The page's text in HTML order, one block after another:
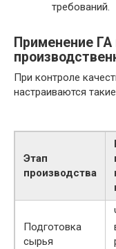
требований.
Применение
При контроле
настраиваются
Этап
производства
Подготовка
сырья